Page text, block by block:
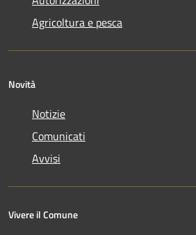
Agricoltura e pesca
Novità
Notizie
Comunicati
Avvisi
Vivere il Comune